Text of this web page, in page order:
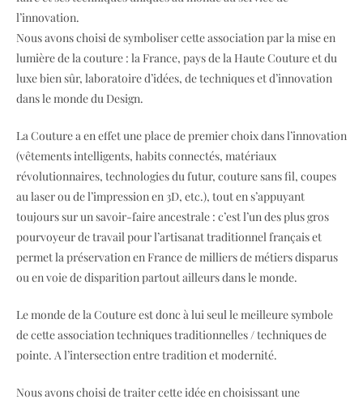
l’innovation.
Nous avons choisi de symboliser cette association par la mise en
lumière de la couture : la France, pays de la Haute Couture et du
luxe bien sûr, laboratoire d’idées, de techniques et d’innovation
dans le monde du Design.
La Couture a en effet une place de premier choix dans l’innovation
(vêtements intelligents, habits connectés, matériaux
révolutionnaires, technologies du futur, couture sans fil, coupes
au laser ou de l’impression en 3D, etc.), tout en s’appuyant
toujours sur un savoir-faire ancestrale : c’est l’un des plus gros
pourvoyeur de travail pour l’artisanat traditionnel français et
permet la préservation en France de milliers de métiers disparus
ou en voie de disparition partout ailleurs dans le monde.
Le monde de la Couture est donc à lui seul le meilleure symbole
de cette association techniques traditionnelles / techniques de
pointe. A l’intersection entre tradition et modernité.
Nous avons choisi de traiter cette idée en choisissant une